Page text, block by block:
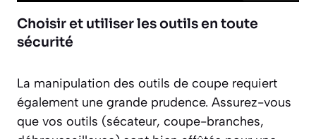
Choisir et utiliser les outils en toute
sécurité
La manipulation des outils de coupe requiert
également une grande prudence. Assurez-vous
que vos outils (sécateur, coupe-branches,